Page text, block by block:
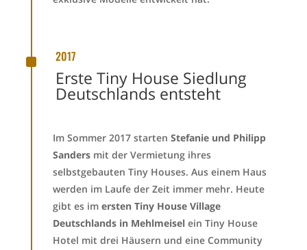
^ 2017
Erste Tiny House Siedlung
Deutschlands entsteht
Im Sommer 2017 starten Stefanie und Philipp
Sandersmit der Vermietung ihres
selbstgebauten Tiny Houses. Aus einem Haus
werden im Laufe der Zeit immer mehr. Heute
gibt es im ersten Tiny House Village
Deutschlands in Mehlmeiselein Tiny House
Hotel mit drei Häusern und eine Community